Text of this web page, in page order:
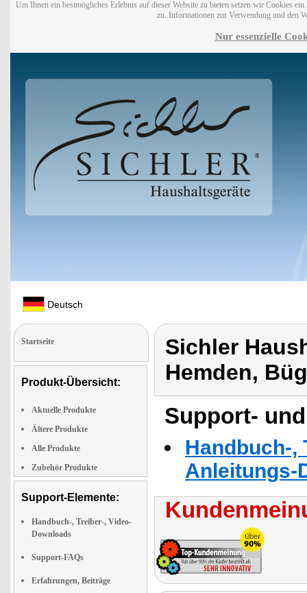
Um Ihnen ein bestmögliches Erlebnis auf dieser Website zu bieten setzen wir Cookies
zu. Informationen zur Verwendung und den
Nur essenzielle
Deutsch
Startseite
Produkt-Übersicht:
Aktuelle Produkte
Ältere Produkte
Alle Produkte
Zubehör Produkte
Support-Elemente:
Handbuch-, Treiber-, Video-
Downloads
Support-FAQs
Erfahrungen, Beiträge
Sichler
Hemden,
Support-
Handbuch-,
Anleitungs-